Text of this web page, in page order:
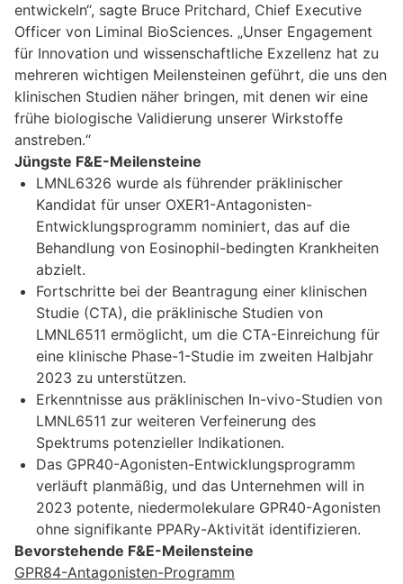
entwickeln“, sagte Bruce Pritchard, Chief Executive
Officer von Liminal BioSciences. „Unser Engagement
für Innovation und wissenschaftliche Exzellenz hat zu
mehreren wichtigen Meilensteinen geführt, die uns den
klinischen Studien näher bringen, mit denen wir eine
frühe biologische Validierung unserer Wirkstoffe
anstreben.“
Jüngste F&E-Meilensteine
LMNL6326 wurde als führender präklinischer
Kandidat für unser OXER1-Antagonisten-
Entwicklungsprogramm nominiert, das auf die
Behandlung von Eosinophil-bedingten Krankheiten
abzielt.
Fortschritte bei der Beantragung einer klinischen
Studie (CTA), die präklinische Studien von
LMNL6511 ermöglicht, um die CTA-Einreichung für
eine klinische Phase-1-Studie im zweiten Halbjahr
2023 zu unterstützen.
Erkenntnisse aus präklinischen In-vivo-Studien von
LMNL6511 zur weiteren Verfeinerung des
Spektrums potenzieller Indikationen.
Das GPR40-Agonisten-Entwicklungsprogramm
verläuft planmäßig, und das Unternehmen will in
2023 potente, niedermolekulare GPR40-Agonisten
ohne signifikante PPARy-Aktivität identifizieren.
Bevorstehende F&E-Meilensteine
GPR84-Antagonisten-Programm